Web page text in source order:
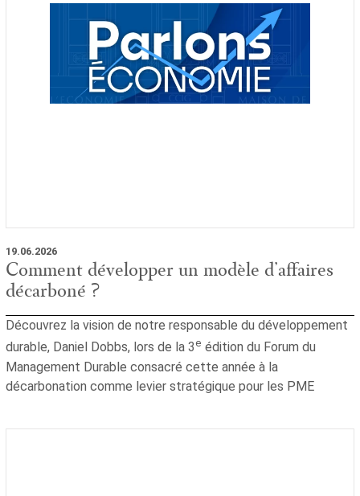
19.06.2026
Comment développer un modèle d’affaires
décarboné ?
Découvrez la vision de notre responsable du développement
durable, Daniel Dobbs, lors de la 3e édition du Forum du
Management Durable consacré cette année à la
décarbonation comme levier stratégique pour les PME